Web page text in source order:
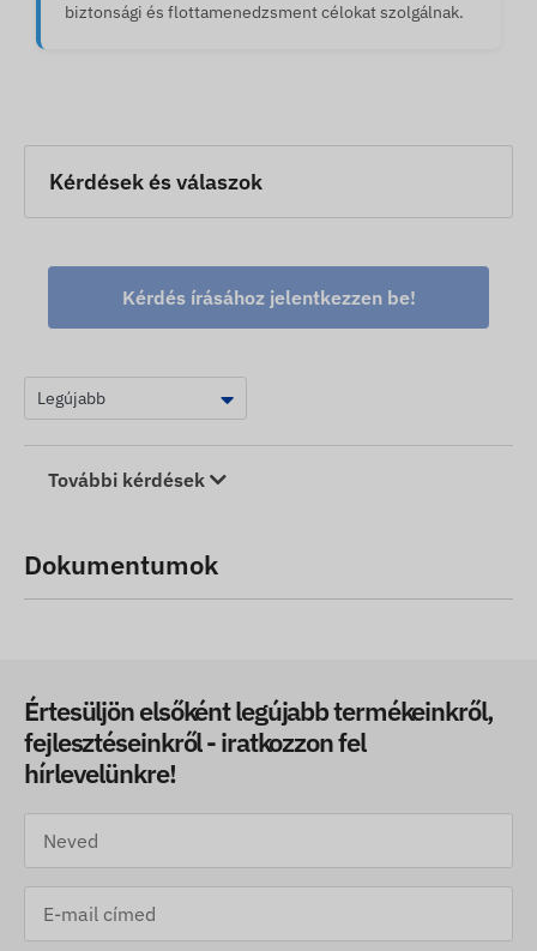
biztonsági és flottamenedzsment célokat szolgálnak.
Kérdések és válaszok
Kérdés írásához jelentkezzen be!
További kérdések
Dokumentumok
Értesüljön elsőként legújabb termékeinkről,
fejlesztéseinkről - iratkozzon fel
hírlevelünkre!